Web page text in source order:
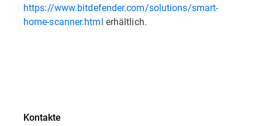
https://www.bitdefender.com/solutions/smart-
home-scanner.html erhältlich.
Kontakte